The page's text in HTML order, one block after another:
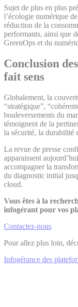
Sujet de plus en plus
l’écologie numérique
réduction de la
performants, ainsi que
GreenOps et du
Conclusion
fait sens
Globalement, la
“stratégique”,
bouleversements du
témoignent de la
la sécurité, la durabilité
La revue de presse
apparaissent
accompagner la
du diagnostic initial
cloud.
Vous êtes à la
infogérant pour vos
Contactez-nous
Pour allez plus loin,
Infogérance des